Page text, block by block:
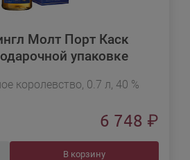
Молт Порт Каск
упаковке
королевство, 0.7 л, 40 %
6 748 ₽
В корзину